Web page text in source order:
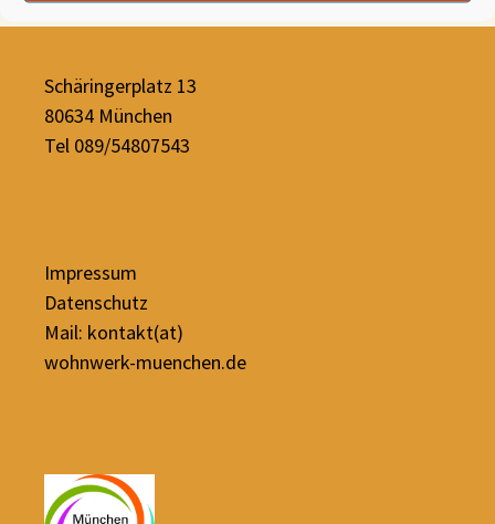
Schäringerplatz 13
80634 München
Tel 089/54807543
Impressum
Datenschutz
Mail: kontakt(at)
wohnwerk-muenchen.de